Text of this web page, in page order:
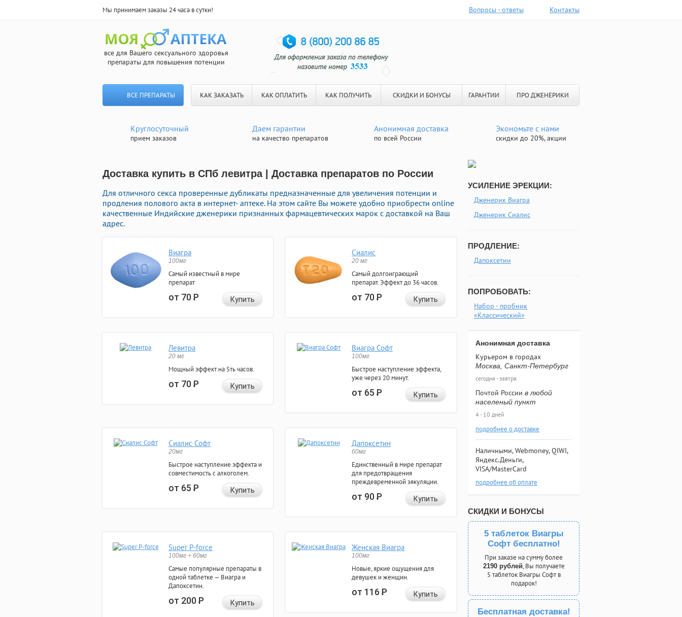
Мы принимаем заказы 24 часа в сутки! Вопросы - ответы Контакты
все для Вашего сексуального здоровья
препараты для повышения потенции
ВСЕ ПРЕПАРАТЫ КАК ЗАКАЗАТЬ КАК ОПЛАТИТЬ КАК ПОЛУЧИТЬ СКИДКИ И БОНУСЫ ГАРАНТИИ ПРО ДЖЕНЕРИКИ
Круглосуточный
прием заказов
Даем гарантии
на качество препаратов
Анонимная доставка
по всей России
Экономьте с нами
скидки до 20%, акции
Доставка купить в СПб левитра | Доставка препаратов по России
Для отличного секса проверенные дубликаты предназначенные для увеличения потенции и
продления полового акта в интернет- аптеке. На этом сайте Вы можете удобно приобрести online
качественные Индийские дженерики признанных фармацевтических марок с доставкой на Ваш
адрес.
Виагра
100мг
Самый известный в мире
препарат
от 70Р Купить
Сиалис
20 мг
Самый долгоиграющий
препарат. Эффект до 36 часов.
от 70Р Купить
Левитра
20 мг
Мощный эффект на 5ть часов.
от 70Р Купить
Виагра Софт
100мг
Быстрое наступление эффекта,
уже через 20 минут.
от 65Р Купить
Сиалис Софт
20мг
Быстрое наступление эффекта и
совместимость с алкоголем.
от 65Р Купить
Дапоксетин
60мг
Единственный в мире препарат
для предотвращения
преждевременной эякуляции.
от 90Р Купить
Super P-force
100мг + 60мг
Самые популярные препараты в
одной таблетке — Виагра и
Дапоксетин.
от 200Р Купить
Женская Виагра
100мг
Новые, яркие ощущения для
девушек и женщин.
от 116Р Купить
УСИЛЕНИЕ ЭРЕКЦИИ:
Дженерик Виагра
Дженерик Сиалис
ПРОДЛЕНИЕ:
Дапоксетин
ПОПРОБОВАТЬ:
Набор - пробник
«Классический»
Анонимная доставка
Курьером в городах
Москва, Санкт-Петербург
сегодня - завтра
Почтой России в любой
населеный пункт
4 - 10 дней
подробнее о доставке
Наличными, Webmoney, QIWI,
Яндекс.Деньги,
VISA/MasterCard
подробнее об оплате
СКИДКИ И БОНУСЫ
5 таблеток Виагры
Софт бесплатно!
При заказе на сумму более
2190 рублей, Вы получаете
5 таблеток Виагры Софт в
подарок!
Бесплатная доставка!